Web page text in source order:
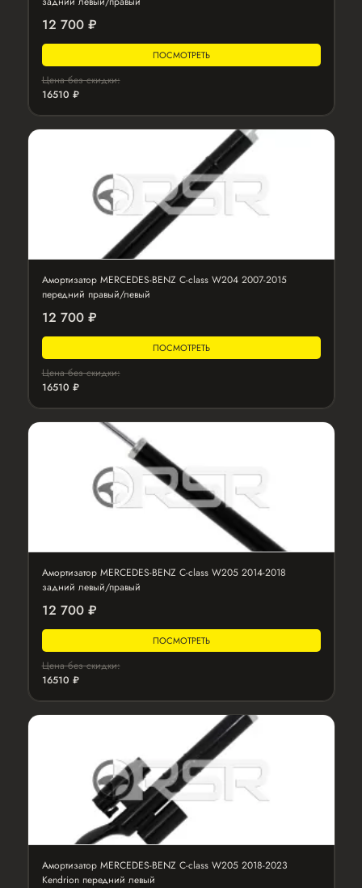
12 700 ₽
ПОСМОТРЕТЬ
Цена без скидки:
16510 ₽
Амортизатор MERCEDES-BENZ C-class W204 2007-2015
передний правый/левый
12 700 ₽
ПОСМОТРЕТЬ
Цена без скидки:
16510 ₽
Амортизатор MERCEDES-BENZ C-class W205 2014-2018
задний левый/правый
12 700 ₽
ПОСМОТРЕТЬ
Цена без скидки:
16510 ₽
Амортизатор MERCEDES-BENZ C-class W205 2018-2023
Kendrion передний левый